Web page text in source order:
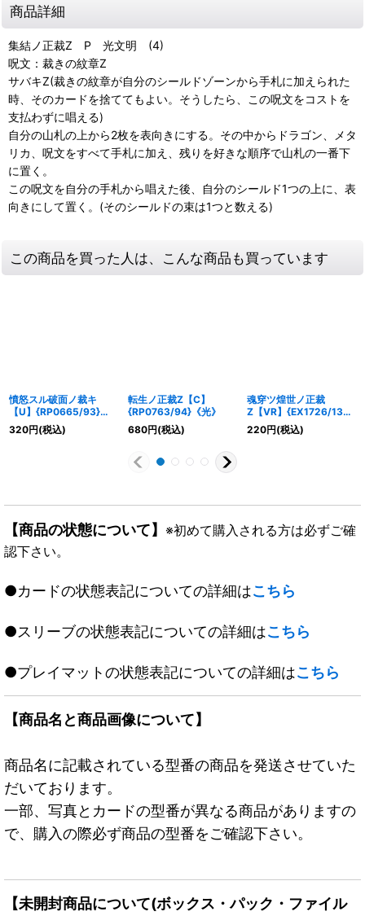
商品詳細
集結ノ正裁Z P 光文明 (4)
呪文：裁きの紋章Z
サバキZ(裁きの紋章が自分のシールドゾーンから手札に加えられた
時、そのカードを捨ててもよい。そうしたら、この呪文をコストを
支払わずに唱える)
自分の山札の上から2枚を表向きにする。その中からドラゴン、メタ
リカ、呪文をすべて手札に加え、残りを好きな順序で山札の一番下
に置く。
この呪文を自分の手札から唱えた後、自分のシールド1つの上に、表
向きにして置く。(そのシールドの束は1つと数える)
この商品を買った人は、こんな商品も買っています
憤怒スル破面ノ裁キ
【U】{RP0665/93}
《光》
320円(税込)
転生ノ正裁Z【C】
{RP0763/94}《光》
680円(税込)
魂穿ツ煌世ノ正裁
Z【VR】{EX1726/138}
《光》
220円(税込)
【商品の状態について】 ※初めて購入される方は必ずご確
認下さい。
●カードの状態表記についての詳細はこちら
●スリーブの状態表記についての詳細はこちら
●プレイマットの状態表記についての詳細はこちら
【商品名と商品画像について】
商品名に記載されている型番の商品を発送させていた
だいております。
一部、写真とカードの型番が異なる商品がありますの
で、購入の際必ず商品の型番をご確認下さい。
【未開封商品について(ボックス・パック・ファイル